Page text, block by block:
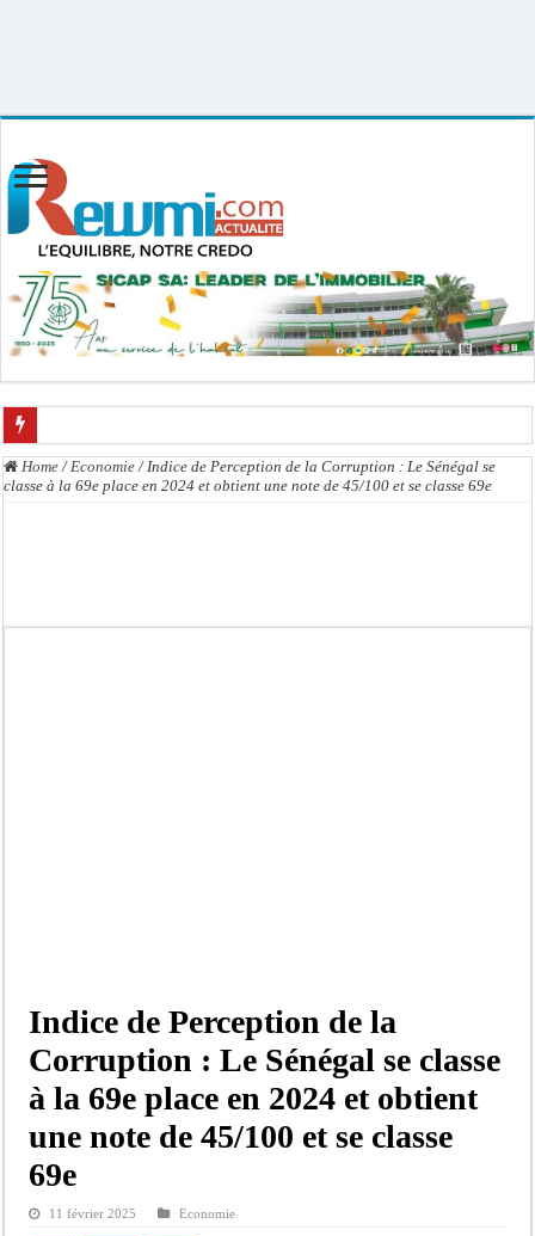
La communauté mouride en deuil : Sokhna Mame Amy Mbacké, fille de
Home / Economie / Indice de Perception de la Corruption : Le Sénégal se
classe à la 69e place en 2024 et obtient une note de 45/100 et se classe 69e
Indice de Perception de la
Corruption : Le Sénégal se classe
à la 69e place en 2024 et obtient
une note de 45/100 et se classe
69e
11 février 2025 Economie